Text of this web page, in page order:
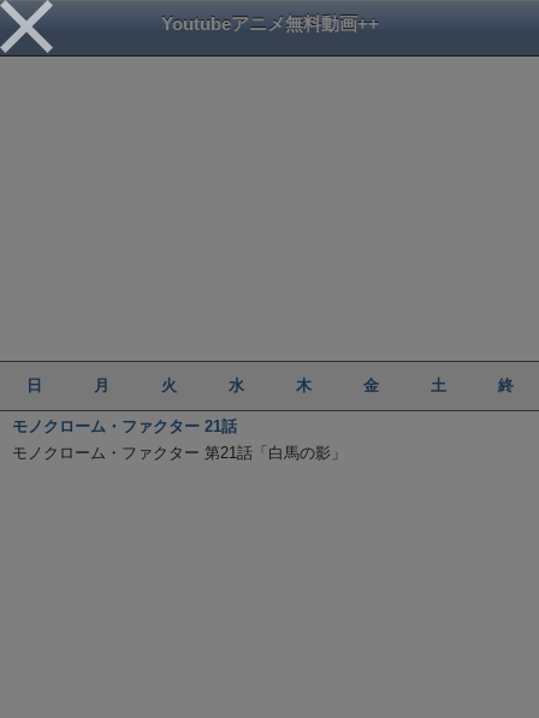
Youtubeアニメ無料動画++
日 月 火 水 木 金 土 終
モノクローム・ファクター 21話
モノクローム・ファクター 第21話「白馬の影」